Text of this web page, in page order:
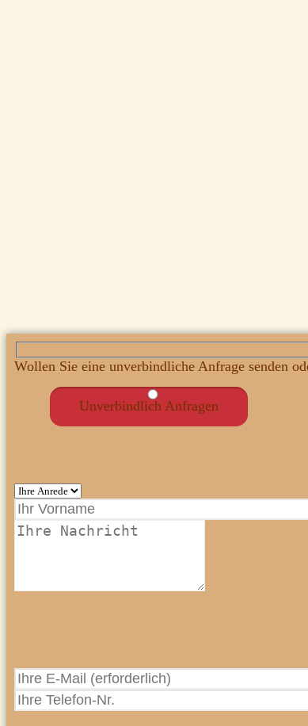
Wollen Sie eine unverbindliche Anfrage senden
Unverbindlich Anfragen